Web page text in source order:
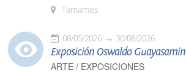
Tamames
08/05/2026 30/08/2026
Exposición Oswaldo Guayasamín
ARTE / EXPOSICIONES